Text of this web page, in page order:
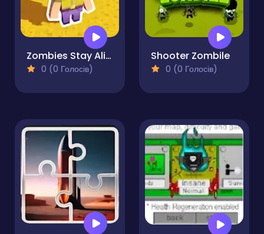
Zombies Stay Alive
0 (0 Голосів)
Shooter Zombile
0 (0 Голосів)